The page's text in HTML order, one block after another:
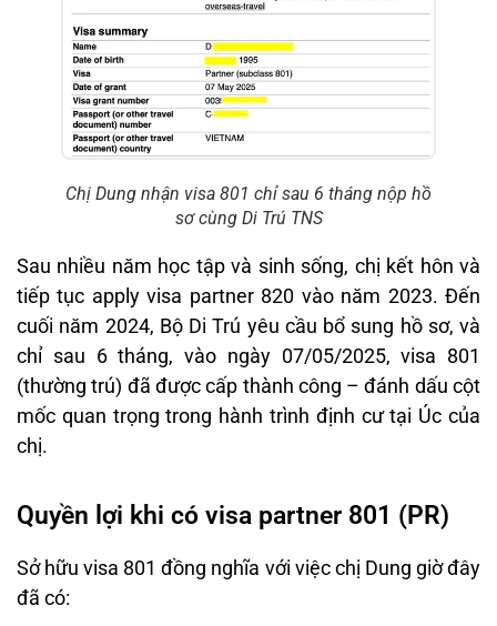
Chị Dung nhận visa 801 chỉ sau 6 tháng nộp hồ
sơ cùng Di Trú TNS
Sau nhiều năm học tập và sinh sống, chị kết hôn và
tiếp tục apply visa partner 820 vào năm 2023. Đến
cuối năm 2024, Bộ Di Trú yêu cầu bổ sung hồ sơ, và
chỉ sau 6 tháng, vào ngày 07/05/2025, visa 801
(thường trú) đã được cấp thành công – đánh dấu cột
mốc quan trọng trong hành trình định cư tại Úc của
chị.
Quyền lợi khi có visa partner 801 (PR)
Sở hữu visa 801 đồng nghĩa với việc chị Dung giờ đây
đã có: